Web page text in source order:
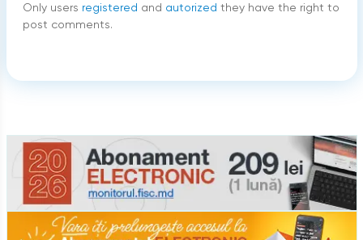
Only users registered and autorized they have the right to
post comments.